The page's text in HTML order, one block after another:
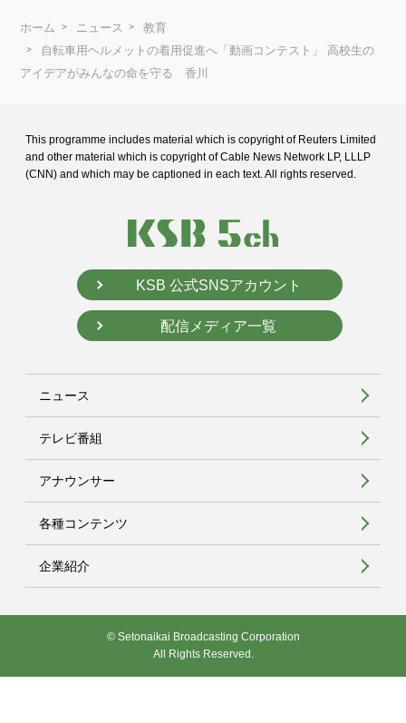
ホーム ニュース
教育
自転車用ヘルメットの着用促進へ「動画コンテスト」 高校生の
アイデアがみんなの命を守る 香川
This programme includes material which is copyright of Reuters Limited
and other material which is copyright of Cable News Network LP, LLLP
(CNN) and which may be captioned in each text. All rights reserved.
KSB 公式SNSアカウント
配信メディア一覧
ニュース
テレビ番組
アナウンサー
各種コンテンツ
企業紹介
© Setonaikai Broadcasting Corporation
All Rights Reserved.